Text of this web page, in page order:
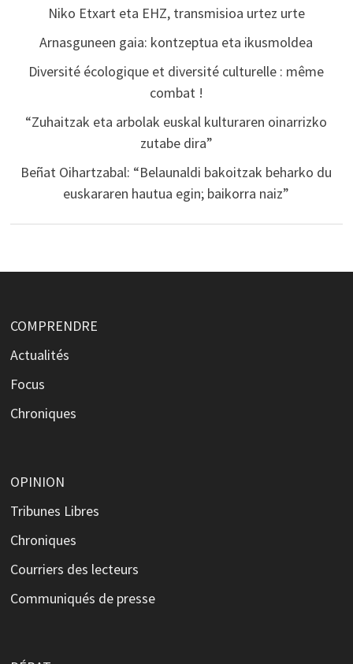
Niko Etxart eta EHZ, transmisioa urtez urte
Arnasguneen gaia: kontzeptua eta ikusmoldea
Diversité écologique et diversité culturelle : même
combat !
“Zuhaitzak eta arbolak euskal kulturaren oinarrizko
zutabe dira”
Beñat Oihartzabal: “Belaunaldi bakoitzak beharko du
euskararen hautua egin; baikorra naiz”
COMPRENDRE
Actualités
Focus
Chroniques
OPINION
Tribunes Libres
Chroniques
Courriers des lecteurs
Communiqués de presse